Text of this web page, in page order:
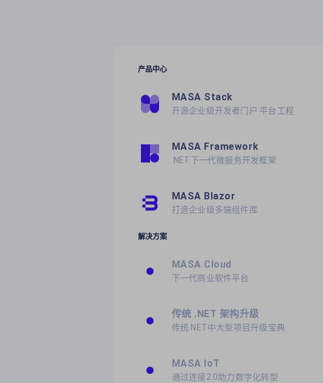
产品中心
MASA Stack
开源企业级开发者门户 平台工程
MASA Framework
.NET下一代微服务开发框架
MASA Blazor
打造企业级多端组件库
解决方案
MASA Cloud
下一代商业软件平台
传统 .NET 架构升级
传统.NET中大型项目升级宝典
MASA IoT
通过连接2.0助力数字化转型